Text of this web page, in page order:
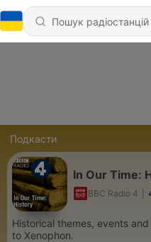
Подкасти
In Our Time:
BBC Radio 4
Historical themes, events
to Xenophon.